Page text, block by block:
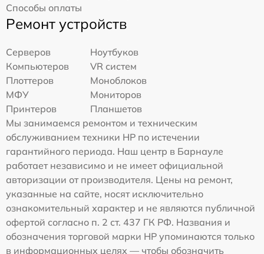
Способы оплаты
Ремонт устройств
Серверов
Ноутбуков
Компьютеров
VR систем
Плоттеров
Моноблоков
МФУ
Мониторов
Принтеров
Планшетов
Мы занимаемся ремонтом и техническим
обслуживанием техники HP по истечении
гарантийного периода. Наш центр в Барнауле
работает независимо и не имеет официальной
авторизации от производителя. Цены на ремонт,
указанные на сайте, носят исключительно
ознакомительный характер и не являются публичной
офертой согласно п. 2 ст. 437 ГК РФ. Названия и
обозначения торговой марки HP упоминаются только
в информационных целях — чтобы обозначить